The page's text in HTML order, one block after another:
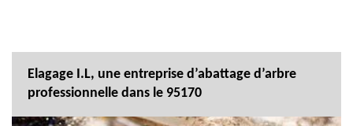
Elagage I.L, une entreprise d’abattage d’arbre
professionnelle dans le 95170